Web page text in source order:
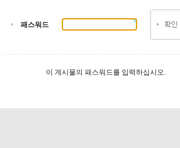
패스워드
이 게시물의 패스워드를 입력하십시오.